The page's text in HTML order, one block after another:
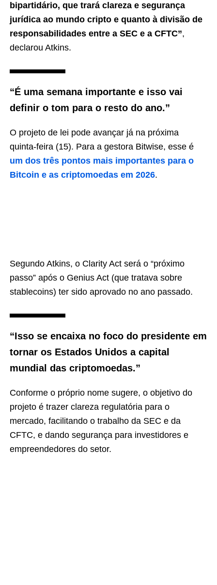
bipartidário, que trará clareza e segurança
jurídica ao mundo cripto e quanto à divisão de
responsabilidades entre a SEC e a CFTC”,
declarou Atkins.
“É uma semana importante e isso vai
definir o tom para o resto do ano.”
O projeto de lei pode avançar já na próxima
quinta-feira (15). Para a gestora Bitwise, esse é
um dos três pontos mais importantes para o
Bitcoin e as criptomoedas em 2026.
Segundo Atkins, o Clarity Act será o “próximo
passo” após o Genius Act (que tratava sobre
stablecoins) ter sido aprovado no ano passado.
“Isso se encaixa no foco do presidente em
tornar os Estados Unidos a capital
mundial das criptomoedas.”
Conforme o próprio nome sugere, o objetivo do
projeto é trazer clareza regulatória para o
mercado, facilitando o trabalho da SEC e da
CFTC, e dando segurança para investidores e
empreendedores do setor.